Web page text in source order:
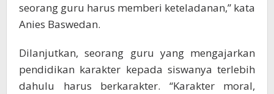
seorang guru harus memberi keteladanan,” kata
Anies Baswedan.
Dilanjutkan, seorang guru yang mengajarkan
pendidikan karakter kepada siswanya terlebih
dahulu harus berkarakter. “Karakter moral,